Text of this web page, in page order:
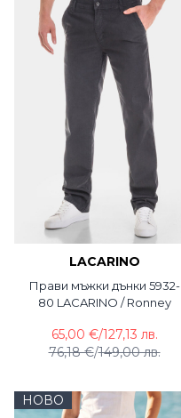
LACARINO
Прави мъжки дънки 5932-
80 LACARINO / Ronney
76,18 €/149,00 лв.
65,00 €/127,13 лв.
НОВО